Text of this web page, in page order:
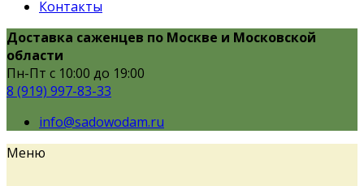
Контакты
Доставка саженцев по Москве и Московской
области
Пн-Пт с 10:00 до 19:00
8 (919) 997-83-33
info@sadowodam.ru
Меню